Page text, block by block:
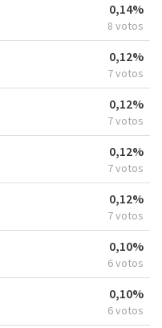
0,14%
8 votos
0,12%
7 votos
0,12%
7 votos
0,12%
7 votos
0,12%
7 votos
0,10%
6 votos
0,10%
6 votos